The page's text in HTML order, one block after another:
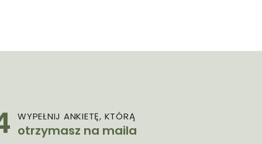
WYPEŁNIJ ANKIETĘ, KTÓRĄ
otrzymasz na maila